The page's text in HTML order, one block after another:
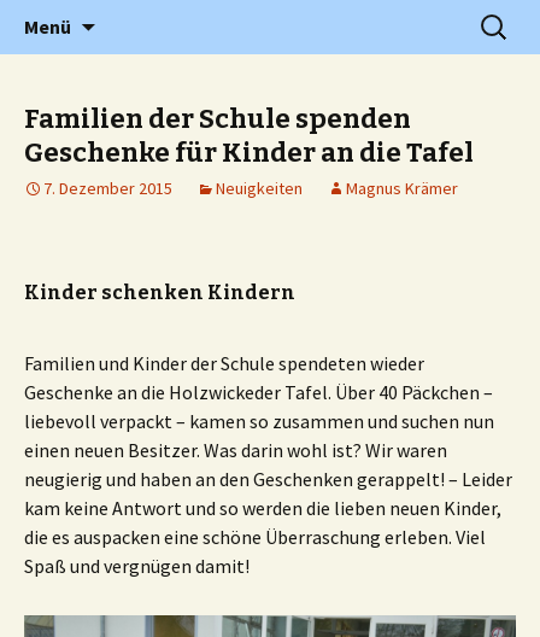
PGS
Grundschule in Holzwickede Hengsen
Menü
Suchen
nach:
Familien der Schule spenden
Geschenke für Kinder an die Tafel
7. Dezember 2015 Neuigkeiten Magnus Krämer
Kinder schenken Kindern
Familien und Kinder der Schule spendeten wieder
Geschenke an die Holzwickeder Tafel. Über 40 Päckchen –
liebevoll verpackt – kamen so zusammen und suchen nun
einen neuen Besitzer. Was darin wohl ist? Wir waren
neugierig und haben an den Geschenken gerappelt! – Leider
kam keine Antwort und so werden die lieben neuen Kinder,
die es auspacken eine schöne Überraschung erleben. Viel
Spaß und vergnügen damit!